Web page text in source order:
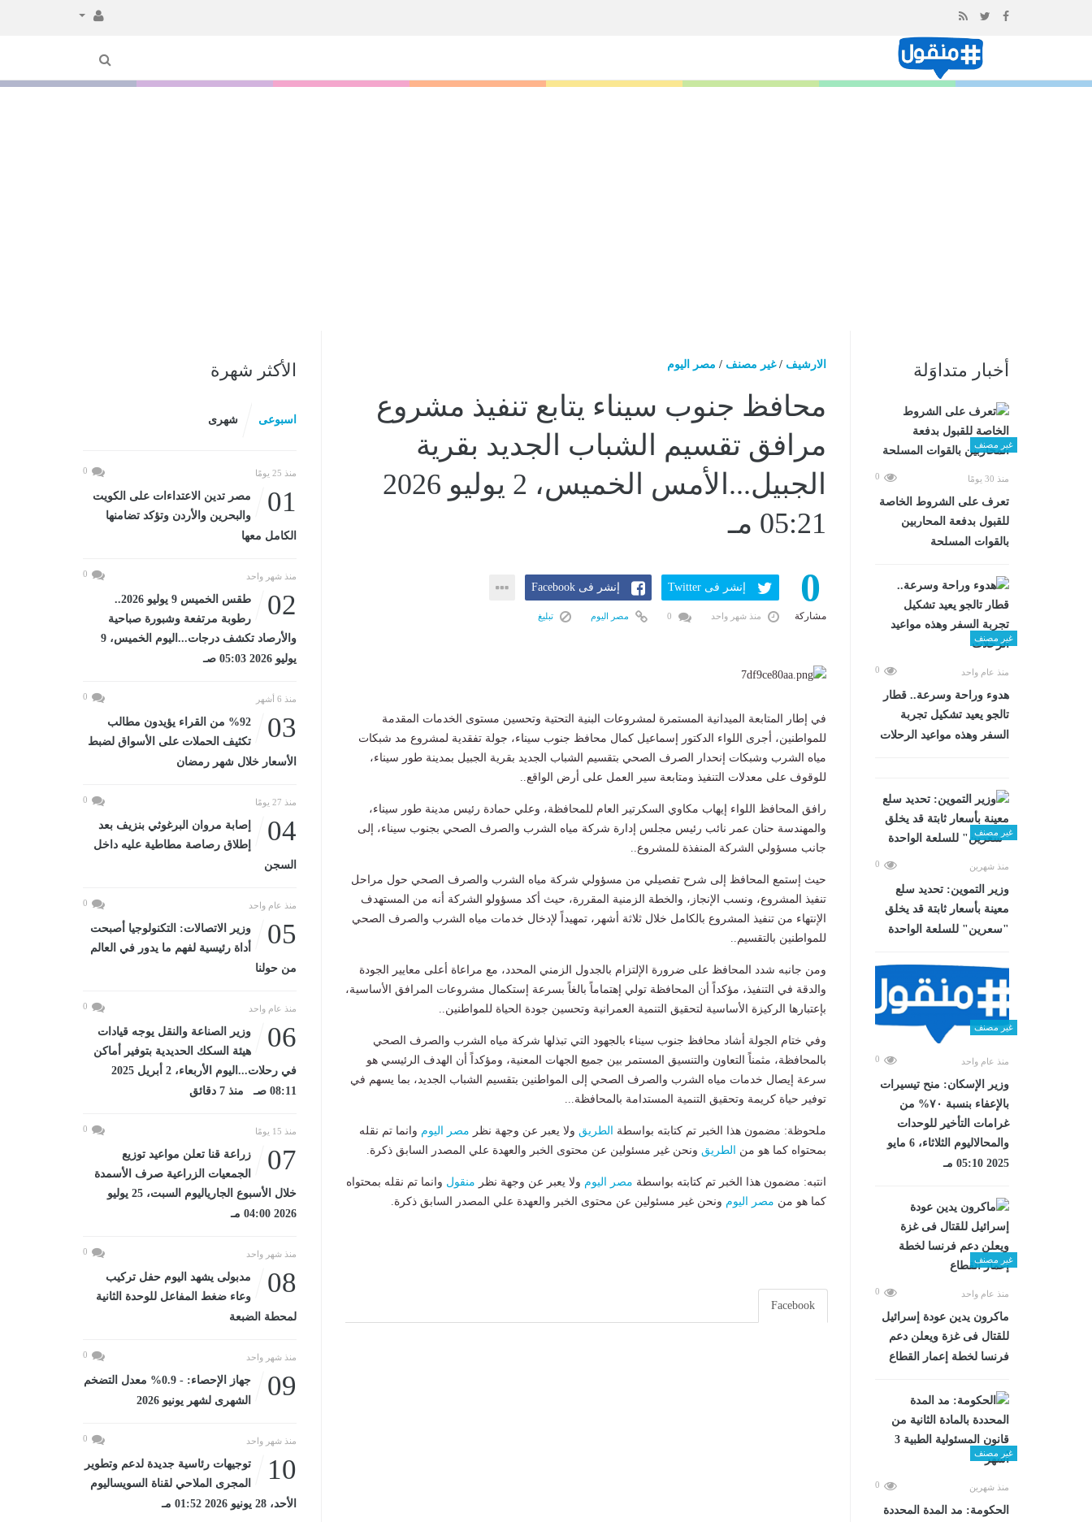
المحتوى
أخبار متداوَلة
غير مصنف
منذ 30 يومًا 0
تعرف على الشروط الخاصة
للقبول بدفعة المحاربين
بالقوات المسلحة
غير مصنف
منذ عام واحد 0
هدوء وراحة وسرعة.. قطار
تالجو يعيد تشكيل تجربة
السفر وهذه مواعيد الرحلات
غير مصنف
منذ شهرين 0
وزير التموين: تحديد سلع
معينة بأسعار ثابتة قد يخلق
"سعرين" للسلعة الواحدة
غير مصنف
منذ عام واحد 0
وزير الإسكان: منح تيسيرات
بالإعفاء بنسبة ٧٠% من
غرامات التأخير للوحدات
والمحالاليوم الثلاثاء، 6 مايو
2025 05:10 مـ
غير مصنف
منذ عام واحد 0
ماكرون يدين عودة إسرائيل
للقتال فى غزة ويعلن دعم
فرنسا لخطة إعمار القطاع
غير مصنف
منذ شهرين 0
الحكومة: مد المدة المحددة
الارشيف /غير مصنف / مصر اليوم
محافظ جنوب سيناء يتابع تنفيذ مشروع
مرافق تقسيم الشباب الجديد بقرية
الجبيل...الأمس الخميس، 2 يوليو 2026
05:21 مـ
0
مشاركة
إنشر فى Twitter إنشر فى Facebook
منذ شهر واحد مصر اليوم تبليغ
في إطار المتابعة الميدانية المستمرة لمشروعات البنية التحتية وتحسين مستوى الخدمات المقدمة
للمواطنين، أجرى اللواء الدكتور إسماعيل كمال محافظ جنوب سيناء، جولة تفقدية لمشروع مد شبكات
مياه الشرب وشبكات إنحدار الصرف الصحي بتقسيم الشباب الجديد بقرية الجبيل بمدينة طور سيناء،
للوقوف على معدلات التنفيذ ومتابعة سير العمل على أرض الواقع..
رافق المحافظ اللواء إيهاب مكاوي السكرتير العام للمحافظة، وعلي حمادة رئيس مدينة طور سيناء،
والمهندسة حنان عمر نائب رئيس مجلس إدارة شركة مياه الشرب والصرف الصحي بجنوب سيناء، إلى
جانب مسؤولي الشركة المنفذة للمشروع..
حيث إستمع المحافظ إلى شرح تفصيلي من مسؤولي شركة مياه الشرب والصرف الصحي حول مراحل
تنفيذ المشروع، ونسب الإنجاز، والخطة الزمنية المقررة، حيث أكد مسؤولو الشركة أنه من المستهدف
الإنتهاء من تنفيذ المشروع بالكامل خلال ثلاثة أشهر، تمهيداً لإدخال خدمات مياه الشرب والصرف الصحي
للمواطنين بالتقسيم..
ومن جانبه شدد المحافظ على ضرورة الإلتزام بالجدول الزمني المحدد، مع مراعاة أعلى معايير الجودة
والدقة في التنفيذ، مؤكداً أن المحافظة تولي إهتماماً بالغاً بسرعة إستكمال مشروعات المرافق الأساسية،
بإعتبارها الركيزة الأساسية لتحقيق التنمية العمرانية وتحسين جودة الحياة للمواطنين..
وفي ختام الجولة أشاد محافظ جنوب سيناء بالجهود التي تبذلها شركة مياه الشرب والصرف الصحي
بالمحافظة، مثمناً التعاون والتنسيق المستمر بين جميع الجهات المعنية، ومؤكداً أن الهدف الرئيسي هو
سرعة إيصال خدمات مياه الشرب والصرف الصحي إلى المواطنين بتقسيم الشباب الجديد، بما يسهم في
توفير حياة كريمة وتحقيق التنمية المستدامة بالمحافظة...
ملحوظة: مضمون هذا الخبر تم كتابته بواسطة الطريق ولا يعبر عن وجهة نظر مصر اليوم وانما تم نقله
بمحتواه كما هو من
الطريق ونحن غير مسئولين عن محتوى الخبر والعهدة علي المصدر السابق ذكرة.
انتبه: مضمون هذا الخبر تم كتابته بواسطة مصر اليوم ولا يعبر عن وجهة نظر منقول وانما تم نقله بمحتواه
كما هو من مصر اليوم ونحن غير مسئولين عن محتوى الخبر والعهدة علي المصدر السابق ذكرة.
Facebook
الأكثر شهرة
اسبوعى شهرى
منذ 25 يومًا 0
01
مصر تدين الاعتداءات على الكويت
والبحرين والأردن وتؤكد تضامنها
الكامل معها
منذ شهر واحد 0
02
طقس الخميس 9 يوليو 2026..
رطوبة مرتفعة وشبورة صباحية
والأرصاد تكشف درجات...اليوم الخميس، 9
يوليو 2026 05:03 صـ
منذ 6 أشهر 0
03
%92 من القراء يؤيدون مطالب
تكثيف الحملات على الأسواق لضبط
الأسعار خلال شهر رمضان
منذ 27 يومًا 0
04
إصابة مروان البرغوثي بنزيف بعد
إطلاق رصاصة مطاطية عليه داخل
السجن
منذ عام واحد 0
05
وزير الاتصالات: التكنولوجيا أصبحت
أداة رئيسية لفهم ما يدور في العالم
من حولنا
منذ عام واحد 0
06
وزير الصناعة والنقل يوجه قيادات
هيئة السكك الحديدية بتوفير أماكن
في رحلات...اليوم الأربعاء، 2 أبريل 2025
08:11 صـ منذ 7 دقائق
منذ 15 يومًا 0
07
زراعة قنا تعلن مواعيد توزيع
الجمعيات الزراعية صرف الأسمدة
خلال الأسبوع الجارياليوم السبت، 25 يوليو
2026 04:00 مـ
منذ شهر واحد 0
08
مدبولى يشهد اليوم حفل تركيب
وعاء ضغط المفاعل للوحدة الثانية
لمحطة الضبعة
منذ شهر واحد 0
09
جهاز الإحصاء: - 0.9% معدل التضخم
الشهرى لشهر يونيو 2026
منذ شهر واحد 0
10
توجيهات رئاسية جديدة لدعم وتطوير
المجرى الملاحي لقناة السويساليوم
الأحد، 28 يونيو 2026 01:52 مـ